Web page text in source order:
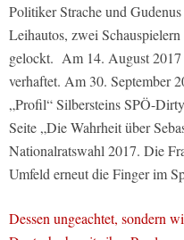
Politiker Strache und
Leihautos, zwei
gelockt. Am 14. August 2017
verhaftet. Am 30. September
„Profil“ Silbersteins SPÖ-
Seite „Die Wahrheit über
Nationalratswahl 2017. Die
Umfeld erneut die Finger im
Dessen ungeachtet, sondern